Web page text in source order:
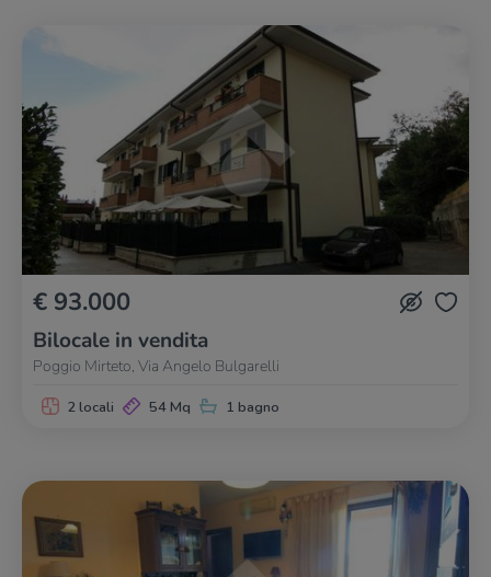
€ 93.000
Bilocale in vendita
Poggio Mirteto, Via Angelo Bulgarelli
2 locali 54 Mq 1 bagno